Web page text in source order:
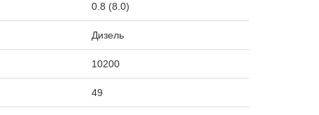
0.8 (8.0)
Дизель
10200
49